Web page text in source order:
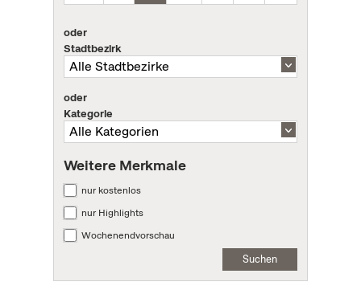
oder
Stadtbezirk
oder
Kategorie
Weitere Merkmale
nur kostenlos
nur Highlights
Wochenendvorschau
Suchen